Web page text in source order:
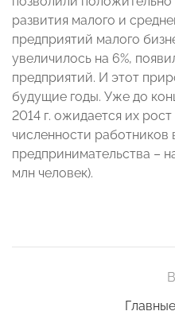
развития малого и
предприятий малого
увеличилось на 6%,
предприятий. И этот
будущие годы. Уже до
2014 г. ожидается их
численности работников
предпринимательства –
млн человек).